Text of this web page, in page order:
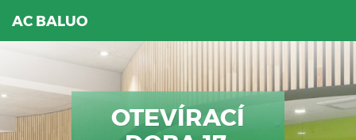
AC BALUO
OTEVÍRACÍ